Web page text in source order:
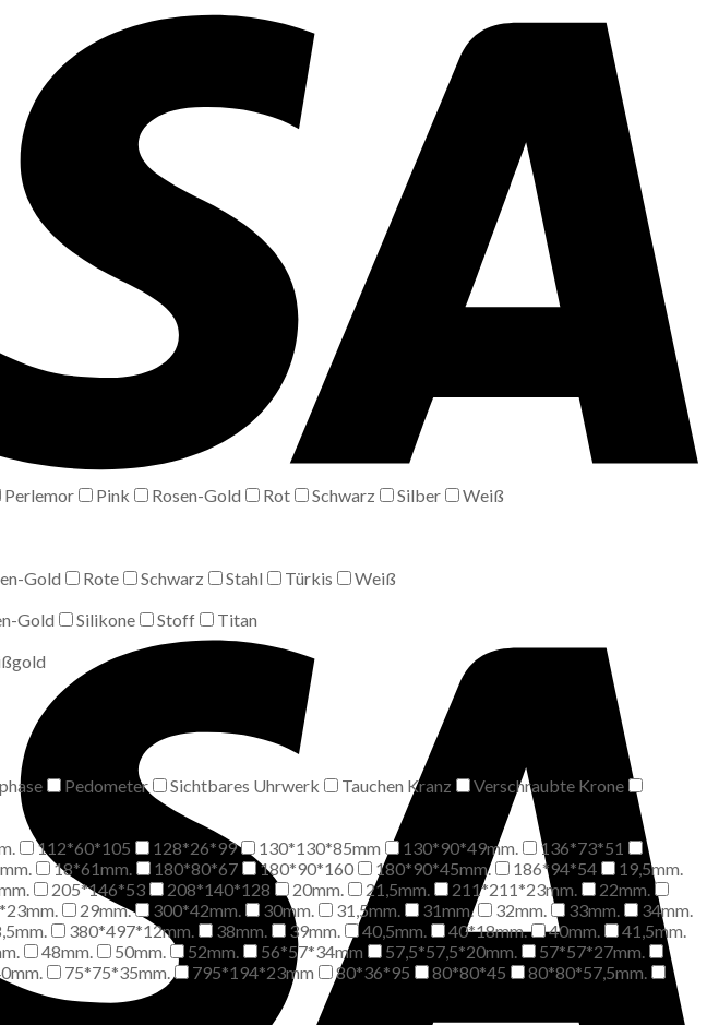
Perlemor Pink Rosen-Gold Rot Schwarz Silber
Weiß
Gold Rote Schwarz Stahl Türkis
Weiß
Gold Silikone Stoff
Titan
Pedometer Sichtbares Uhrwerk Tauchen Kranz
Verschraubte Krone
112*60*105 128*26*99 130*130*85mm 130*90*49mm.
136*73*51
18*61mm. 180*80*67 180*90*160 180*90*45mm. 186*94*54
19,5mm.
205*146*53 208*140*128 20mm. 21,5mm. 211*211*23mm.
22mm.
29mm. 300*42mm. 30mm. 31,5mm. 31mm. 32mm. 33mm.
34mm.
380*497*12mm. 38mm. 39mm. 40,5mm. 40*18mm. 40mm.
41,5mm.
48mm. 50mm. 52mm. 56*57*34mm 57,5*57,5*20mm.
57*57*27mm.
75*75*35mm. 795*194*23mm 80*36*95 80*80*45
80*80*57,5mm.